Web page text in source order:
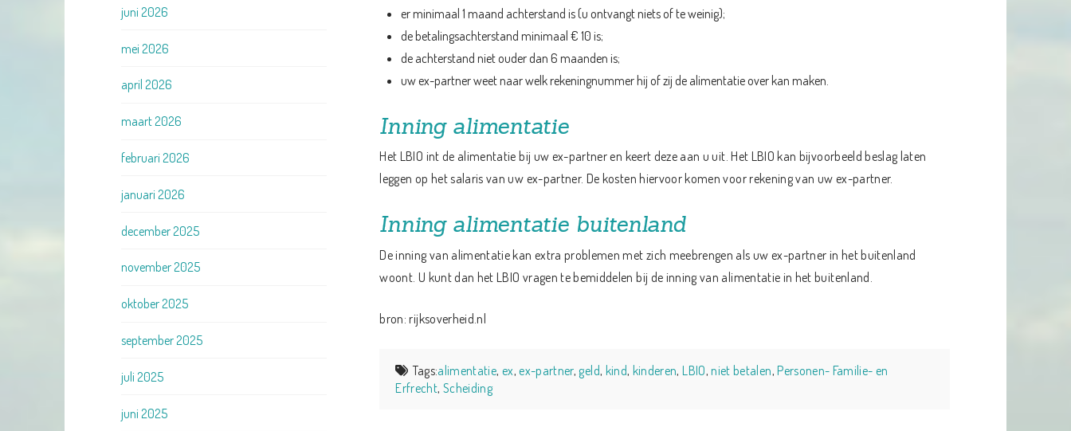
er minimaal 1 maand achterstand is (u ontvangt niets of te weinig);
de betalingsachterstand minimaal € 10 is;
de achterstand niet ouder dan 6 maanden is;
uw ex-partner weet naar welk rekeningnummer hij of zij de alimentatie over kan maken.
Inning alimentatie
Het LBIO int de alimentatie bij uw ex-partner en keert deze aan u uit. Het LBIO kan bijvoorbeeld beslag laten
leggen op het salaris van uw ex-partner. De kosten hiervoor komen voor rekening van uw ex-partner.
Inning alimentatie buitenland
De inning van alimentatie kan extra problemen met zich meebrengen als uw ex-partner in het buitenland
woont. U kunt dan het LBIO vragen te bemiddelen bij de inning van alimentatie in het buitenland.
bron: rijksoverheid.nl
Tags:alimentatie, ex,ex-partner, geld, kind, kinderen,LBIO,niet betalen,Personen- Familie- en
Erfrecht, Scheiding
juni 2026
mei 2026
april 2026
maart 2026
februari 2026
januari 2026
december 2025
november 2025
oktober 2025
september 2025
juli 2025
juni 2025